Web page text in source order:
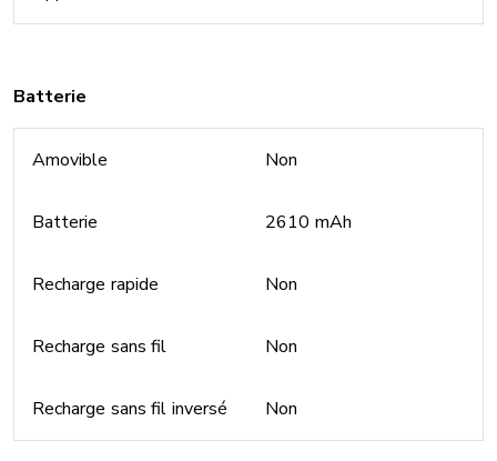
Batterie
Amovible Non
Batterie 2610 mAh
Recharge rapide Non
Recharge sans fil Non
Recharge sans fil inversé Non